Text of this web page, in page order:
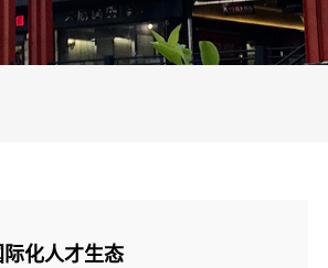
化人才生态